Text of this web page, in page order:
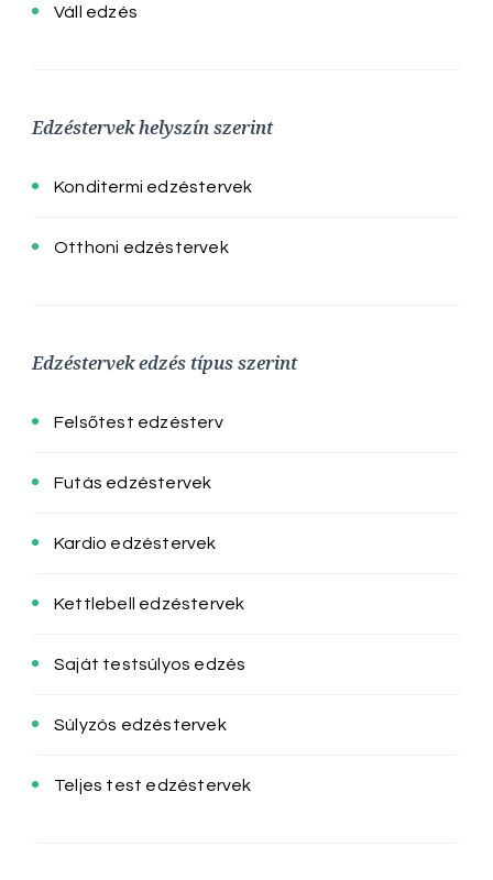
Váll edzés
Edzéstervek helyszín szerint
Konditermi edzéstervek
Otthoni edzéstervek
Edzéstervek edzés típus szerint
Felsőtest edzésterv
Futás edzéstervek
Kardio edzéstervek
Kettlebell edzéstervek
Saját testsúlyos edzés
Súlyzós edzéstervek
Teljes test edzéstervek